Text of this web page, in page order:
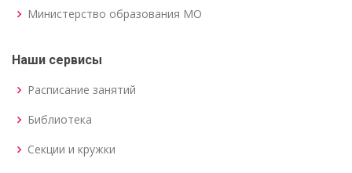
Министерство образования МО
Наши сервисы
Расписание занятий
Библиотека
Секции и кружки